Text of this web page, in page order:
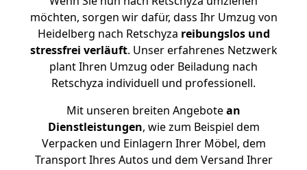
möchten, sorgen wir dafür, dass Ihr Umzug von
Heidelberg nach Retschyza reibungslos und
stressfrei verläuft. Unser erfahrenes Netzwerk
plant Ihren Umzug oder Beiladung nach
Retschyza individuell und professionell.
Mit unseren breiten Angebotean
Dienstleistungen, wie zum Beispiel dem
Verpacken und Einlagern Ihrer Möbel, dem
Transport Ihres Autos und dem Versand Ihrer